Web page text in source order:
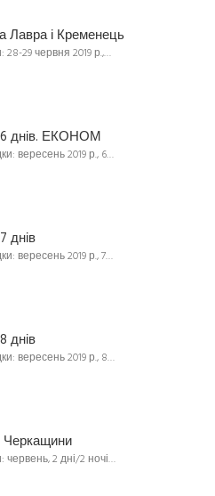
Лавра і Кременець
28-29 червня 2019 р.,…
6 днів. ЕКОНОМ
вересень 2019 р., 6…
днів
вересень 2019 р., 7…
днів
вересень 2019 р., 8…
Черкащини
червень, 2 дні/2 ночі…